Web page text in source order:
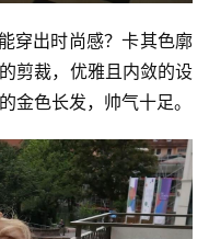
穿出时尚感？卡其色廓
剪裁，优雅且内敛的设
金色长发，帅气十足。